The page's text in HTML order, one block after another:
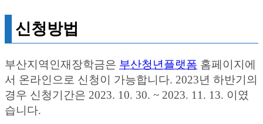
신청방법
부산지역인재장학금은 부산청년플랫폼 홈페이지에
서 온라인으로 신청이 가능합니다. 2023년 하반기의
경우 신청기간은 2023. 10. 30. ~ 2023. 11. 13. 이였
습니다.